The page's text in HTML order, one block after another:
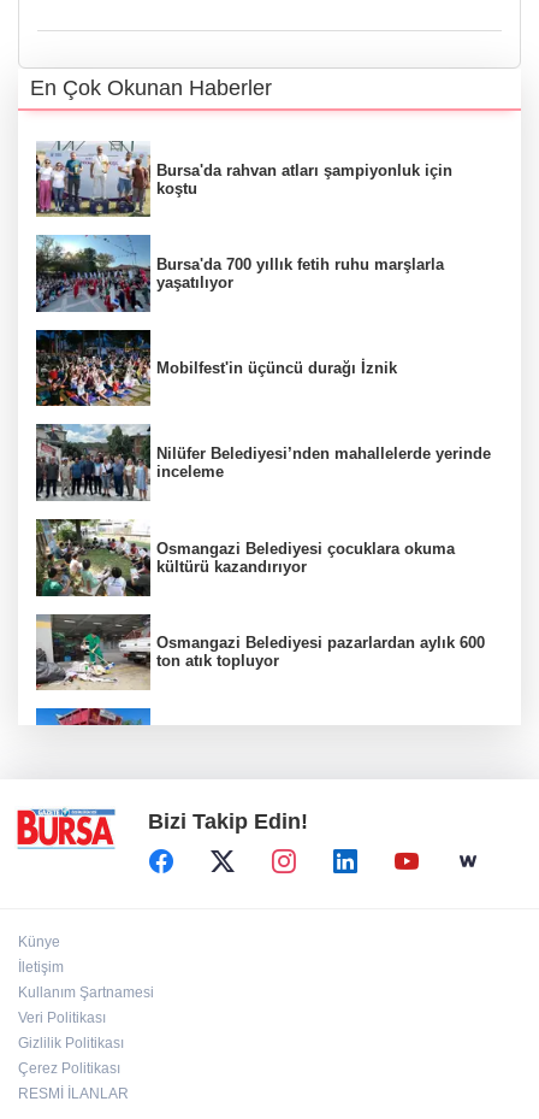
En Çok Okunan Haberler
Bursa'da rahvan atları şampiyonluk için
koştu
Bursa'da 700 yıllık fetih ruhu marşlarla
yaşatılıyor
Mobilfest'in üçüncü durağı İznik
Nilüfer Belediyesi’nden mahallelerde yerinde
inceleme
Osmangazi Belediyesi çocuklara okuma
kültürü kazandırıyor
Osmangazi Belediyesi pazarlardan aylık 600
ton atık topluyor
Bizi Takip Edin!
Künye
İletişim
Kullanım Şartnamesi
Veri Politikası
Gizlilik Politikası
Çerez Politikası
RESMİ İLANLAR